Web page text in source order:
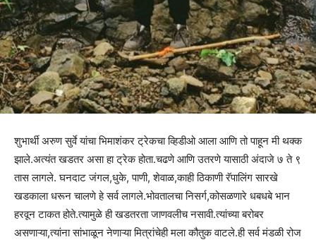
शुभार्थी अरुण सुर्वे यांचा भिमाशंकर ट्रेकचा व्हिडीओ आला आणि तो पाहून मी थक्क
झाले.अत्यंत खडतर असा हा ट्रेक होता.चढणे आणि उतरणे यासाठी अंदाजे ७ ते ९
तास लागले. घनदाट जंगल,धुके, पाणी, शेवाळ,काही ठिकाणी रॅपालिंग सारखे
खडकाला धरून चालणे हे सर्व लागले.भोवतालचा निसर्ग,कोसळणारे धबधबे भान
हरवून टाकत होते.त्यामुळे ही खडतरता जाणवलीच नसावी.त्यांच्या बरोबर
असणाऱ्या,त्यांना सांभाळून नेणाऱ्या मित्रांचेही मला कौतुक वाटले.ही सर्व मंडळी रोज